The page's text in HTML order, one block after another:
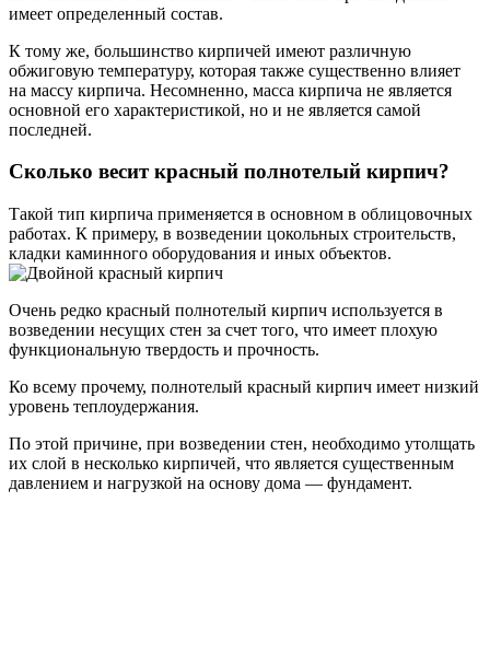
имеет определенный состав.
К тому же, большинство кирпичей имеют различную
обжиговую температуру, которая также существенно влияет
на массу кирпича. Несомненно, масса кирпича не является
основной его характеристикой, но и не является самой
последней.
Сколько весит красный полнотелый кирпич?
Такой тип кирпича применяется в основном в облицовочных
работах. К примеру, в возведении цокольных строительств,
кладки каминного оборудования и иных объектов.
Очень редко красный полнотелый кирпич используется в
возведении несущих стен за счет того, что имеет плохую
функциональную твердость и прочность.
Ко всему прочему, полнотелый красный кирпич имеет низкий
уровень теплоудержания.
По этой причине, при возведении стен, необходимо утолщать
их слой в несколько кирпичей, что является существенным
давлением и нагрузкой на основу дома — фундамент.